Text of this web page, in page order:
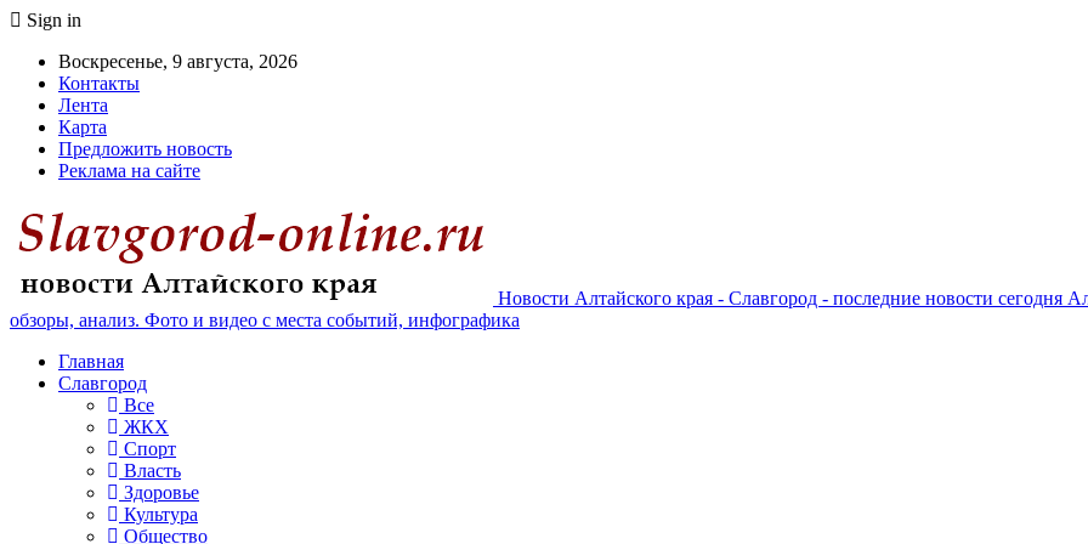
Sign in
Воскресенье, 9 августа, 2026
Контакты
Лента
Карта
Предложить новость
Реклама на сайте
Новости Алтайского края - Славгород - последние новости сегодня
обзоры, анализ. Фото и видео с места событий, инфографика
Главная
Славгород
Все
ЖКХ
Спорт
Власть
Здоровье
Культура
Общество